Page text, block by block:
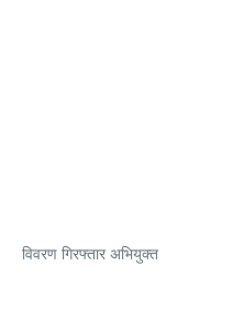
विवरण गिरफ्तार अभियुक्त